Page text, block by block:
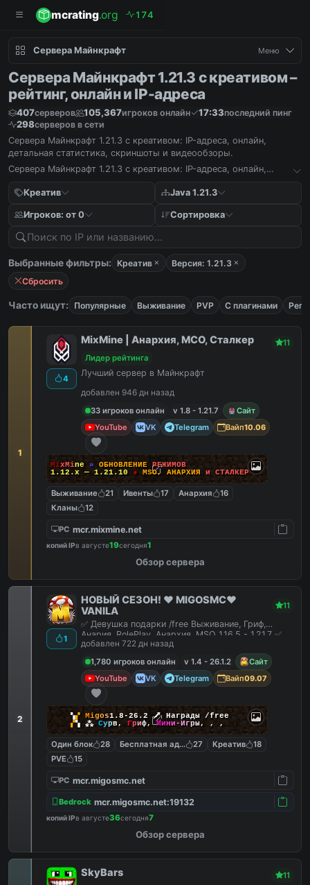
mcrating.org 1 74
Сервера Майнкрафт Меню
Сервера Майнкрафт 1.21.3 с креативом –
рейтинг, онлайн и IP-адреса
407серверов 105,367игроков онлайн 17:33последний пинг
298серверов в сети
Сервера Майнкрафт 1.21.3 с креативом: IP-адреса, онлайн,
детальная статистика, скриншоты и видеообзоры.
Сервера Майнкрафт 1.21.3 с креативом: IP-адреса, онлайн,
Креатив
Java 1.21.3
Игроков: от 0 Сортировка
Выбранные фильтры: Креатив
Версия: 1.21.3
Сбросить
Часто ищут: Популярные Выживание PVP С плагинами
1
4
MixMine | Анархия, МСО, Сталкер
11
Лидер рейтинга
Лучший сервер в Майнкрафт
добавлен 946 дн назад
33 игроков онлайн
v 1.8 - 1.21.7
Сайт
YouTube
VK Telegram Вайп10.06
MixMine » ОБНОВЛЕНИЕ РЕЖИМОВ
1.12.x — 1.21.10
● MSO, АНАРХИЯ и СТАЛКЕР
Выживание 21 Ивенты 17 Анархия
16
Кланы
12
PC mcr.mixmine.net
копий IPв августе19сегодня1
Обзор сервера
2
1
НОВЫЙ СЕЗОН! ❤️ MIGOSMC❤️
VANILA
11
✅ Девушка подарки /free Выживание, Гриф,
Анария, RolePlay, Анархия, MSO 1.16.5 - 1.21.7 ✅
добавлен 722 дн назад
1,780 игроков онлайн
v 1.4 - 26.1.2
Сайт
YouTube
VK Telegram Вайп09.07
▚▞ Migos1.8-26.2🗡 Награды /free
▞▚ ⁂ Сурв, Гриф,Мини-Игры, , ,
Один блок 28 Бесплатная админка
27 Креатив
18
PVE
15
PC mcr.migosmc.net
Bedrock mcr.migosmc.net:19132
копий IPв августе36сегодня7
Обзор сервера
SkyBars 11